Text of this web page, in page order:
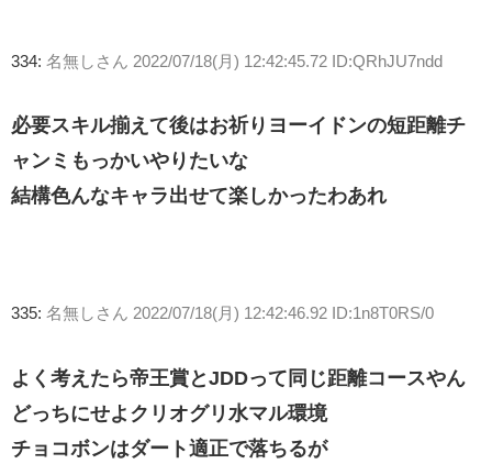
334: 名無しさん 2022/07/18(月) 12:42:45.72 ID:QRhJU7ndd
必要スキル揃えて後はお祈りヨーイドンの短距離チ
ャンミもっかいやりたいな
結構色んなキャラ出せて楽しかったわあれ
335: 名無しさん 2022/07/18(月) 12:42:46.92 ID:1n8T0RS/0
よく考えたら帝王賞とJDDって同じ距離コースやん
どっちにせよクリオグリ水マル環境
チョコボンはダート適正で落ちるが